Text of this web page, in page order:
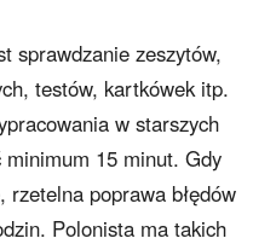
sprawdzanie zeszytów,
testów, kartkówek itp.
w starszych
minimum 15 minut. Gdy
poprawa błędów
Polonista ma takich